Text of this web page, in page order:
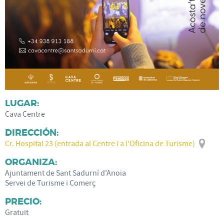
LUGAR:
Cava Centre
DIRECCIÓN:
Cr. Hospital 23 (entrada al Centre i a l'Oficina de Turisme)
ORGANIZA:
Ajuntament de Sant Sadurní d'Anoia
Servei de Turisme i Comerç
PRECIO:
Gratuït